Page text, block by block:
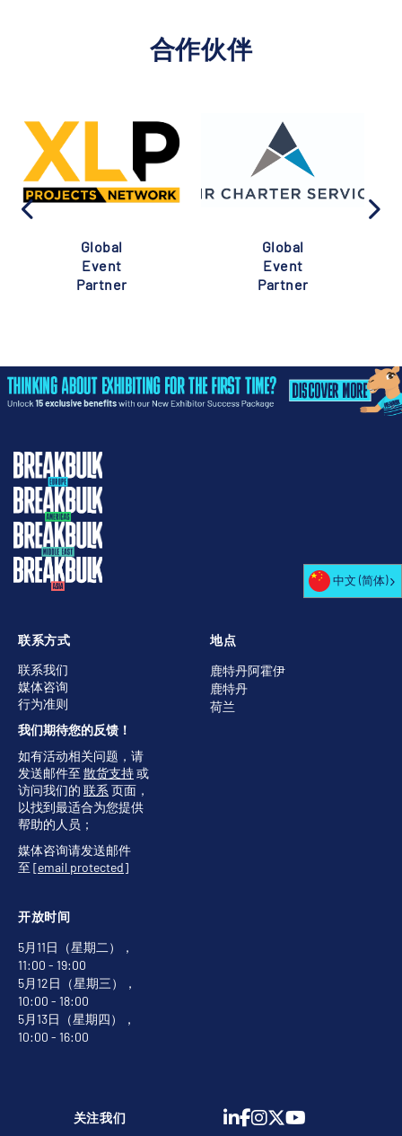
合作伙伴
Global
Event
Partner
Global
Event
Partner
地点
鹿特丹阿霍伊
鹿特丹
荷兰
开放时间
5月11日（星期二），
11:00 - 19:00
5月12日（星期三），
10:00 - 18:00
5月13日（星期四），
10:00 - 16:00
联系方式
联系我们
媒体咨询
行为准则
我们期待您的反馈！
如有活动相关问题，请
发送邮件至 散货支持或
访问我们的 联系 页面，
以找到最适合为您提供
帮助的人员；
媒体咨询请发送邮件
至 [email protected]
关注我们
中文 (简体)